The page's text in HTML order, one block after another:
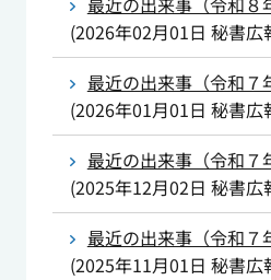
(2026年02月01日 秘書広
最近の出来事（令和７
(2026年01月01日 秘書広
最近の出来事（令和７
(2025年12月02日 秘書広
最近の出来事（令和７
(2025年11月01日 秘書広